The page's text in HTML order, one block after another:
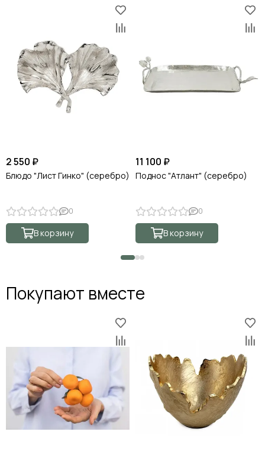
2 550 ₽
Блюдо "Лист Гинко" (серебро)
0
В корзину
11 100 ₽
Поднос "Атлант" (серебро)
0
В корзину
Покупают вместе